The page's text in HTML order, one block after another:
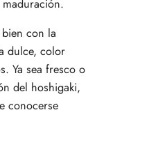
con la
dulce, color
Ya sea fresco o
del hoshigaki,
conocerse